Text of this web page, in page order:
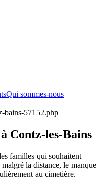
Qui sommes-nous
bains-57152.php
Contz-les-Bains
familles qui souhaitent
la distance, le manque
au cimetière.